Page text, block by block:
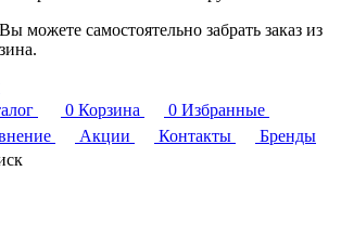
можете самостоятельно забрать заказ из
0 Корзина 0 Избранные
Акции Контакты
Бренды